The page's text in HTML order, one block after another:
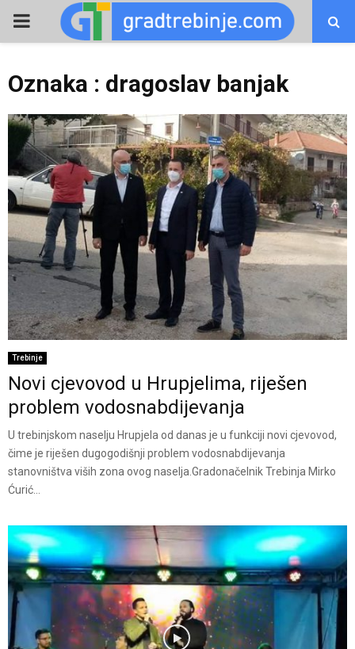
PRIMARY
Oznaka : dragoslav banjak
Trebinje
Novi cjevovod u Hrupjelima, riješen
problem vodosnabdijevanja
U trebinjskom naselju Hrupjela od danas je u funkciji novi cjevovod,
čime je riješen dugogodišnji problem vodosnabdijevanja
stanovništva viših zona ovog naselja.Gradonačelnik Trebinja Mirko
Ćurić...